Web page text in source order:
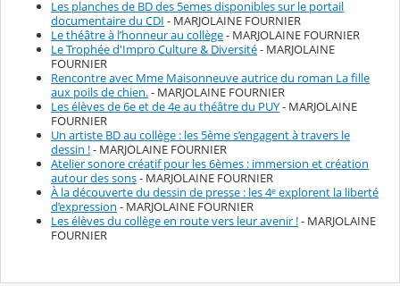
Les planches de BD des 5emes disponibles sur le portail
documentaire du CDI - MARJOLAINE FOURNIER
Le théâtre à l’honneur au collège- MARJOLAINE FOURNIER
Le Trophée d'Impro Culture & Diversité- MARJOLAINE
FOURNIER
Rencontre avec Mme Maisonneuve autrice du roman La fille
aux poils de chien.- MARJOLAINE FOURNIER
Les élèves de 6e et de 4e au théâtre du PUY- MARJOLAINE
FOURNIER
Un artiste BD au collège : les 5ème s’engagent à travers le
dessin !- MARJOLAINE FOURNIER
Atelier sonore créatif pour les 6èmes : immersion et création
autour des sons- MARJOLAINE FOURNIER
À la découverte du dessin de presse : les 4ᵉ explorent la liberté
d’expression - MARJOLAINE FOURNIER
Les élèves du collège en route vers leur avenir !- MARJOLAINE
FOURNIER